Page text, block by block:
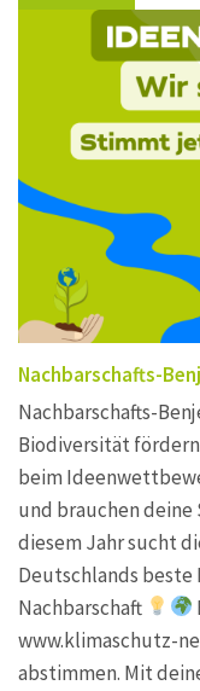
Nachbarschafts-
Nachbarschafts-
Biodiversität
beim
und brauchen deine
diesem Jahr sucht
Deutschlands
Nachbarschaft
www.klimaschutz-
abstimmen. Mit